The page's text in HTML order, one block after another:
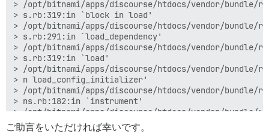
> /opt/bitnami/apps/discourse/htdocs/vendor/bundle/
> s.rb:319:in `block in load'
> /opt/bitnami/apps/discourse/htdocs/vendor/bundle/
> s.rb:291:in `load_dependency'
> /opt/bitnami/apps/discourse/htdocs/vendor/bundle/
> s.rb:319:in `load'
> /opt/bitnami/apps/discourse/htdocs/vendor/
> n load_config_initializer'
> /opt/bitnami/apps/discourse/htdocs/vendor/
> ns.rb:182:in `instrument'
> /opt/bitnami/apps/discourse/htdocs/vendor/
> nfig_initializer'
> /opt/bitnami/apps/discourse/htdocs/vendor/
ご助言をいただければ幸いです。